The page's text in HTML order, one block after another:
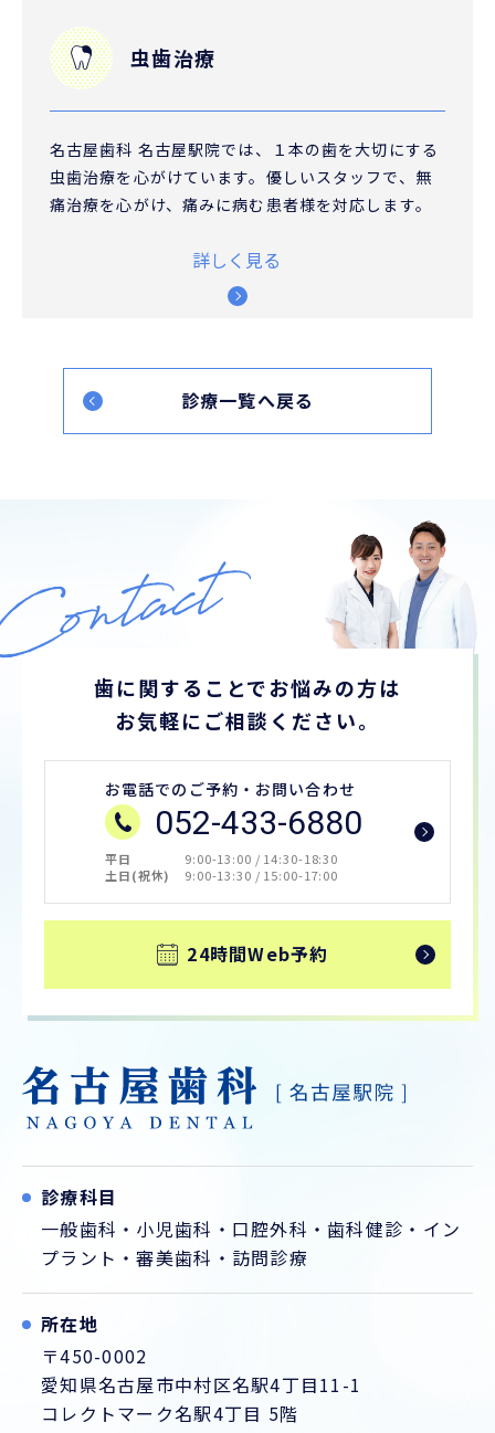
虫歯治療
名古屋歯科 名古屋駅院では、１本の歯を大切にする
虫歯治療を心がけています。優しいスタッフで、無
痛治療を心がけ、痛みに病む患者様を対応します。
詳しく見る
診療一覧へ戻る
歯に関することでお悩みの方は
お気軽にご相談ください。
お電話でのご予約・お問い合わせ
052-433-6880
平日
9:00-13:00 / 14:30-18:30
土日(祝休)
9:00-13:30 / 15:00-17:00
24時間Web予約
診療科目
一般歯科 ・ 小児歯科 ・ 口腔外科 ・歯科健診 ・ イン
プラント ・審美歯科 ・ 訪問診療
所在地
〒450-0002
愛知県名古屋市中村区名駅4丁目11-1
コレクトマーク名駅4丁目 5階